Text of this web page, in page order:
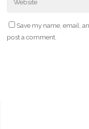
Save my name, email,
post a comment.